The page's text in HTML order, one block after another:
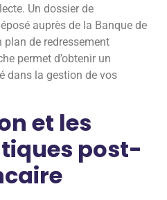
Un dossier de
auprès de la Banque de
plan de redressement
permet d’obtenir un
dans la gestion de vos
et les
post-